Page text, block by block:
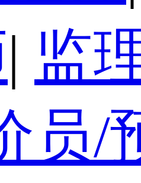
| 监
员/